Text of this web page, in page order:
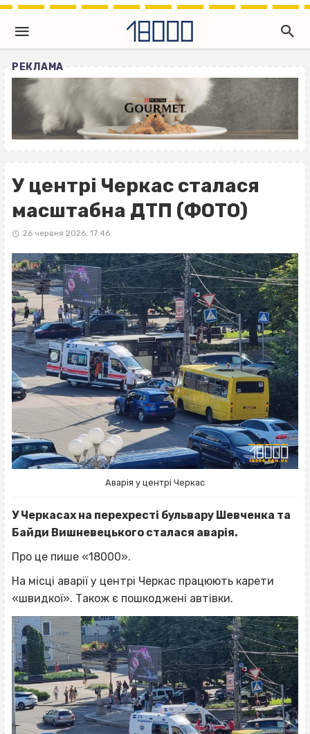
РЕКЛАМА
У центрі Черкас сталася
масштабна ДТП (ФОТО)
26 червня 2026, 17:46
Аварія у центрі Черкас
У Черкасах на перехресті бульвару Шевченка та
Байди Вишневецького сталася аварія.
Про це пише «18000».
На місці аварії у центрі Черкас працюють карети
«швидкої». Також є пошкоджені автівки.